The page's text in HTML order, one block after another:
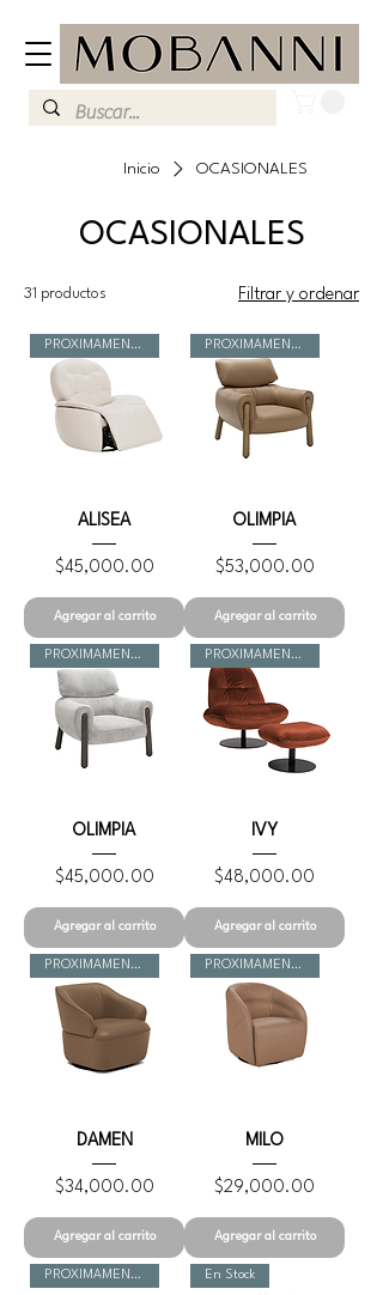
Inicio OCASIONALES
OCASIONALES
31 productos Filtrar y ordenar
PROXIMAMENTE
ALISEA
Precio
$45,000.00
Agregar al carrito
PROXIMAMENTE
OLIMPIA
Precio
$53,000.00
Agregar al carrito
PROXIMAMENTE
OLIMPIA
Precio
$45,000.00
Agregar al carrito
PROXIMAMENTE
IVY
Precio
$48,000.00
Agregar al carrito
PROXIMAMENTE
DAMEN
Precio
$34,000.00
Agregar al carrito
PROXIMAMENTE
MILO
Precio
$29,000.00
Agregar al carrito
PROXIMAMENTE En Stock